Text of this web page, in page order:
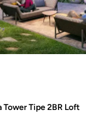
Tipe 2BR Loft